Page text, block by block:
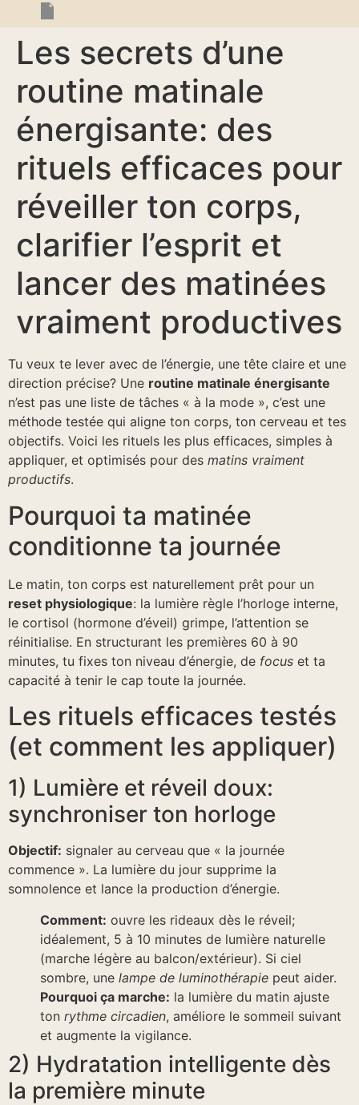
Les secrets d’une
routine matinale
énergisante: des
rituels efficaces pour
réveiller ton corps,
clarifier l’esprit et
lancer des matinées
vraiment productives
Tu veux te lever avec de l’énergie, une tête claire et une
direction précise? Une routine matinale énergisante
n’est pas une liste de tâches « à la mode », c’est une
méthode testée qui aligne ton corps, ton cerveau et tes
objectifs. Voici les rituels les plus efficaces, simples à
appliquer, et optimisés pour des matins vraiment
productifs.
Pourquoi ta matinée
conditionne ta journée
Le matin, ton corps est naturellement prêt pour un
reset physiologique: la lumière règle l’horloge interne,
le cortisol (hormone d’éveil) grimpe, l’attention se
réinitialise. En structurant les premières 60 à 90
minutes, tu fixes ton niveau d’énergie, de focus et ta
capacité à tenir le cap toute la journée.
Les rituels efficaces testés
(et comment les appliquer)
1) Lumière et réveil doux:
synchroniser ton horloge
Objectif: signaler au cerveau que « la journée
commence ». La lumière du jour supprime la
somnolence et lance la production d’énergie.
Comment: ouvre les rideaux dès le réveil;
idéalement, 5 à 10 minutes de lumière naturelle
(marche légère au balcon/extérieur). Si ciel
sombre, une lampe de luminothérapie peut aider.
Pourquoi ça marche: la lumière du matin ajuste
ton rythme circadien, améliore le sommeil suivant
et augmente la vigilance.
2) Hydratation intelligente dès
la première minute